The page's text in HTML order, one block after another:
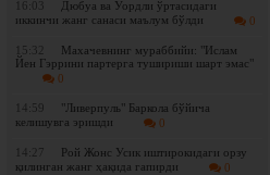
16:03
Дюбуа ва Уордли ўртасидаги
иккинчи жанг санаси маълум бўлди
0
15:32
Махачевнинг мураббийи: "Ислам
Йен Гэррини партерга тушириши шарт эмас"
0
14:59
"Ливерпуль" Баркола бўйича
келишувга эришди
0
14:27
Рой Жонс Усик иштирокидаги орзу
қилинган жанг ҳақида гапирди
0